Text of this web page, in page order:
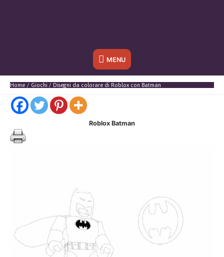
Sotto
l'header
MENU
Home Giochi Disegni da colorare di Roblox con Batman
Roblox Batman